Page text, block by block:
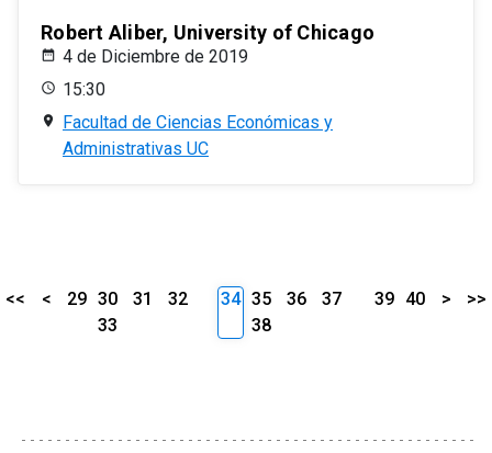
Robert Aliber, University of Chicago
4 de Diciembre de 2019
15:30
Facultad de Ciencias Económicas y
Administrativas UC
<< < 29 30 31
32
33
34 35 36
37
38
39 40 > >>